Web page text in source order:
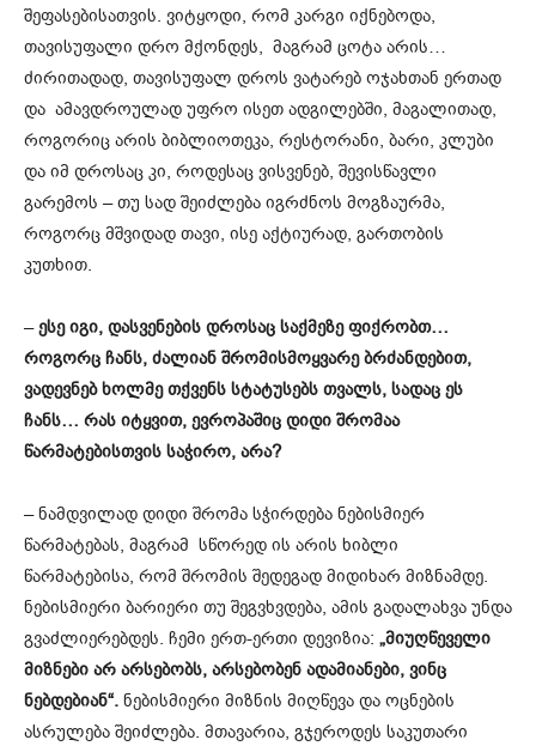
შეფასებისათვის. ვიტყოდი, რომ კარგი იქნებოდა,
თავისუფალი დრო მქონდეს, მაგრამ ცოტა არის…
ძირითადად, თავისუფალ დროს ვატარებ ოჯახთან ერთად
და ამავდროულად უფრო ისეთ ადგილებში, მაგალითად,
როგორიც არის ბიბლიოთეკა, რესტორანი, ბარი, კლუბი
და იმ დროსაც კი, როდესაც ვისვენებ, შევისწავლი
გარემოს – თუ სად შეიძლება იგრძნოს მოგზაურმა,
როგორც მშვიდად თავი, ისე აქტიურად, გართობის
კუთხით.
–ესე იგი, დასვენების დროსაც საქმეზე ფიქრობთ…
როგორც ჩანს, ძალიან შრომისმოყვარე ბრძანდებით,
ვადევნებ ხოლმე თქვენს სტატუსებს თვალს, სადაც ეს
ჩანს… რას იტყვით, ევროპაშიც დიდი შრომაა
წარმატებისთვის საჭირო, არა?
– ნამდვილად დიდი შრომა სჭირდება ნებისმიერ
წარმატებას, მაგრამ სწორედ ის არის ხიბლი
წარმატებისა, რომ შრომის შედეგად მიდიხარ მიზნამდე.
ნებისმიერი ბარიერი თუ შეგვხვდება, ამის გადალახვა უნდა
გვაძლიერებდეს. ჩემი ერთ-ერთი დევიზია: „მიუღწეველი
მიზნები არ არსებობს, არსებობენ ადამიანები, ვინც
ნებდებიან“. ნებისმიერი მიზნის მიღწევა და ოცნების
ასრულება შეიძლება. მთავარია, გჯეროდეს საკუთარი